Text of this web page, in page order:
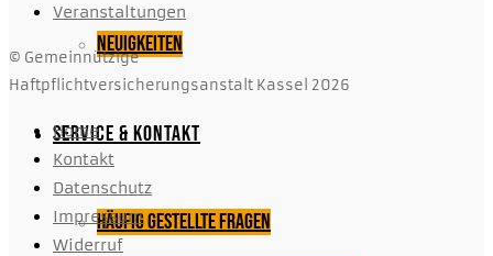
Neuigkeiten
Service & Kontakt
Häufig gestellte Fragen
Veranstaltungen
© Gemeinnützige
Haftpflichtversicherungsanstalt Kassel 2026
Home
Kontakt
Datenschutz
Impressum
Widerruf